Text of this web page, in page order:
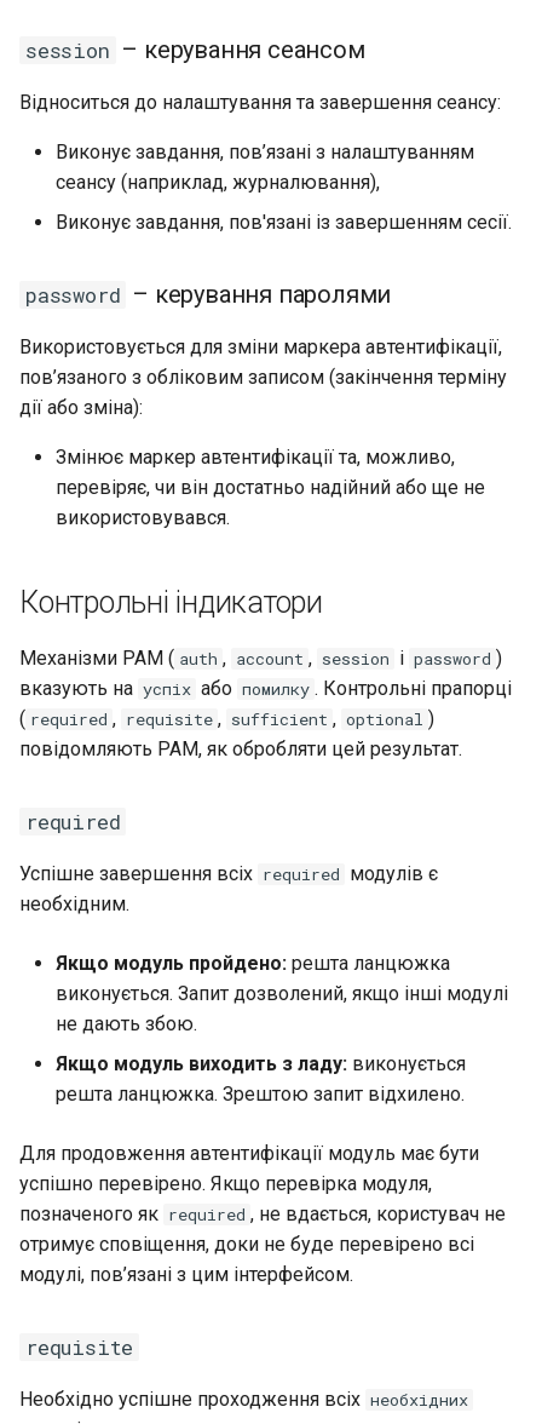
session – керування сеансом
Відноситься до налаштування та завершення сеансу:
Виконує завдання, пов’язані з налаштуванням
сеансу (наприклад, журналювання),
Виконує завдання, пов'язані із завершенням сесії.
password – керування паролями
Використовується для зміни маркера автентифікації,
пов’язаного з обліковим записом (закінчення терміну
дії або зміна):
Змінює маркер автентифікації та, можливо,
перевіряє, чи він достатньо надійний або ще не
використовувався.
Контрольні індикатори
Механізми PAM ( auth , account , session і password )
вказують на успіх або помилку . Контрольні прапорці
( required , requisite , sufficient , optional )
повідомляють PAM, як обробляти цей результат.
required
Успішне завершення всіх required модулів є
необхідним.
Якщо модуль пройдено: решта ланцюжка
виконується. Запит дозволений, якщо інші модулі
не дають збою.
Якщо модуль виходить з ладу: виконується
решта ланцюжка. Зрештою запит відхилено.
Для продовження автентифікації модуль має бути
успішно перевірено. Якщо перевірка модуля,
позначеного як required , не вдається, користувач не
отримує сповіщення, доки не буде перевірено всі
модулі, пов’язані з цим інтерфейсом.
requisite
Необхідно успішне проходження всіх необхідних